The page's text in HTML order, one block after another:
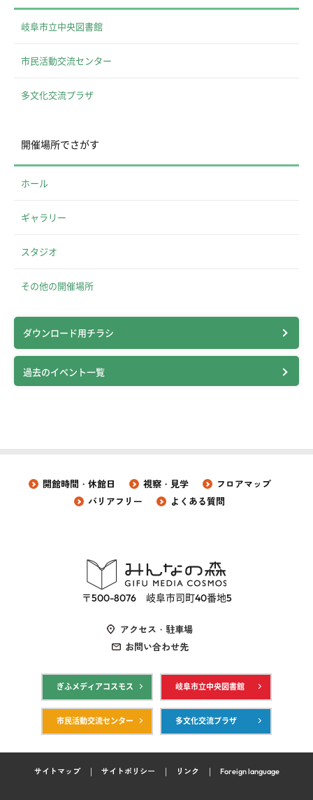
岐阜市立中央図書館
市民活動交流センター
多文化交流プラザ
開催場所でさがす
ホール
ギャラリー
スタジオ
その他の開催場所
ダウンロード用チラシ
過去のイベント一覧
開館時間・休館日 視察・見学
フロアマップ
バリアフリー
よくある質問
〒500-8076 岐阜市司町40番地5
アクセス・駐車場
お問い合わせ先
ぎふメディアコスモス 岐阜市立中央図書館
市民活動交流センター 多文化交流プラザ
サイトマップ サイトポリシー リンク Foreign language